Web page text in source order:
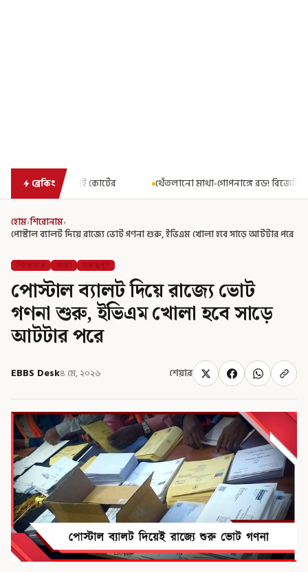
ব্রেকিংথেঁতলানো মাথা-গোপনাঙ্গে রড! বিজেপিশাসিত অসমে নাবালিকার
হোম›শিরোনাম›
পোস্টাল ব্যালট দিয়ে রাজ্যে ভোট গণনা শুরু, ইভিএম খোলা হবে সাড়ে আটটার পরে
শিরোনাম রাজ্য গুরুত্বপূর্ণ
পোস্টাল ব্যালট দিয়ে রাজ্যে ভোট
গণনা শুরু, ইভিএম খোলা হবে সাড়ে
আটটার পরে
EBBS Desk৪ মে, ২০২৬ শেয়ার